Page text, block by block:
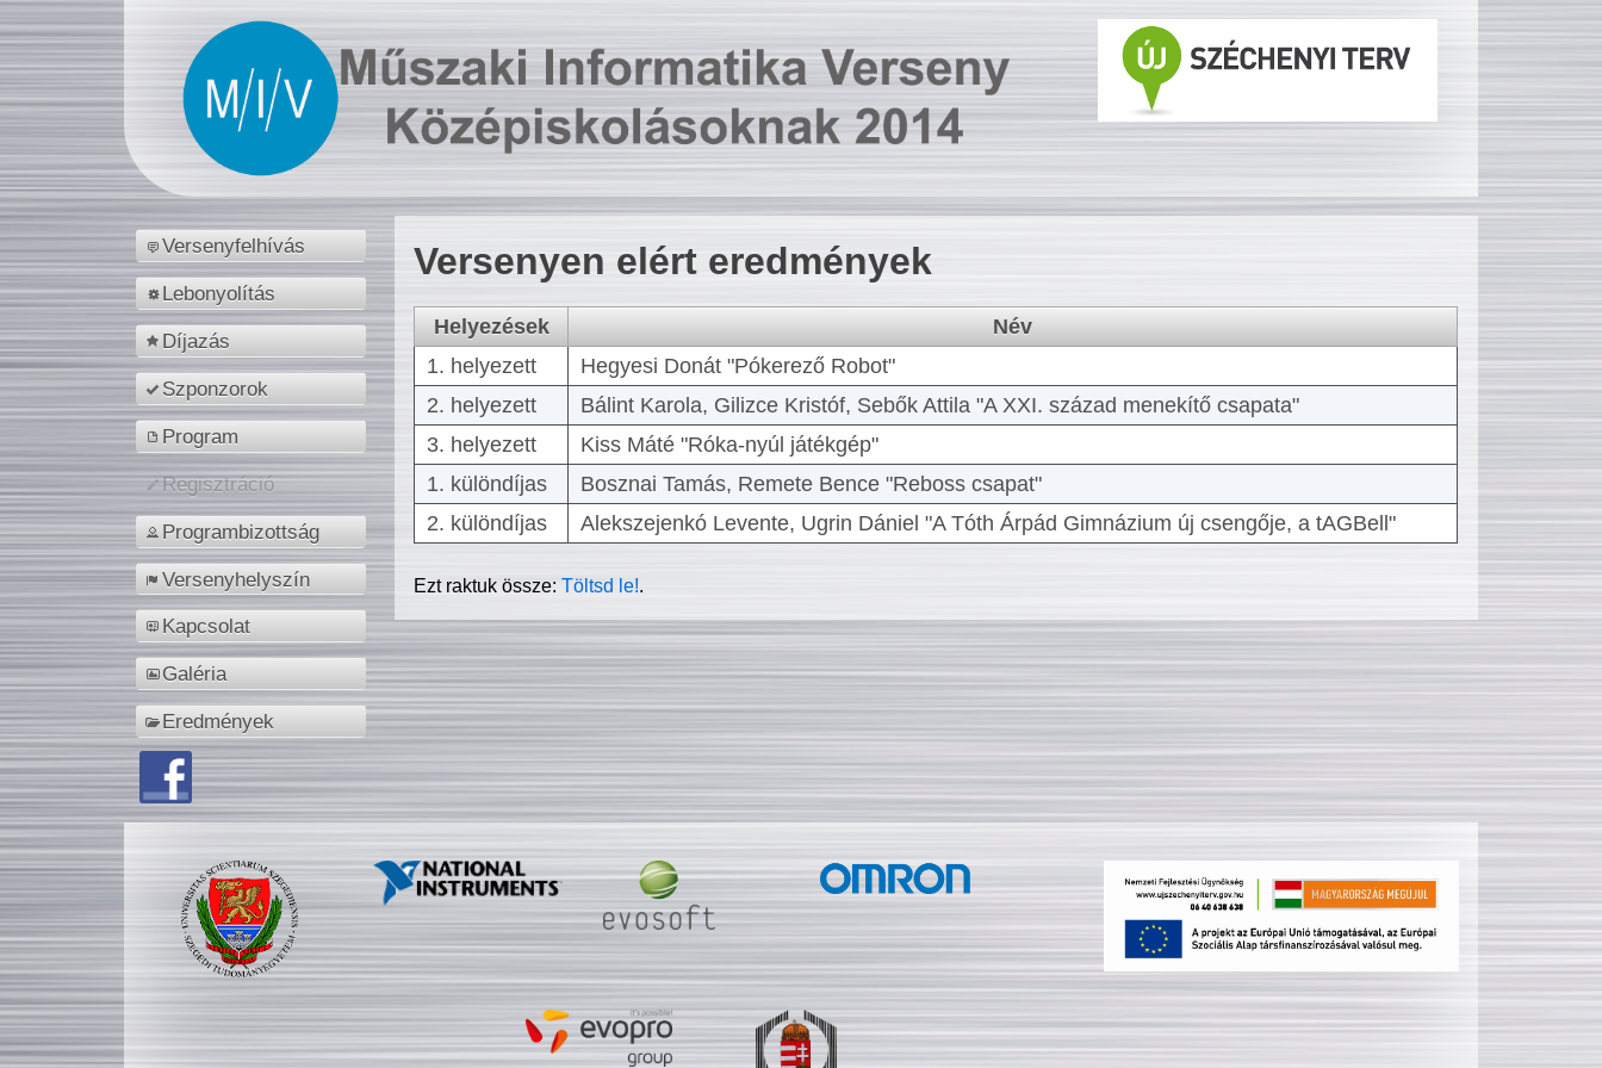
Versenyfelhívás
Lebonyolítás
Díjazás
Szponzorok
Program
Regisztráció
Programbizottság
Versenyhelyszín
Kapcsolat
Galéria
Eredmények
Versenyen elért eredmények
Helyezések
Név
1. helyezett
Hegyesi Donát "Pókerező Robot"
2. helyezett
Bálint Karola, Gilizce Kristóf, Sebők Attila "A XXI. század menekítő csapata"
3. helyezett
Kiss Máté "Róka-nyúl játékgép"
1. különdíjas
Bosznai Tamás, Remete Bence "Reboss csapat"
2. különdíjas
Alekszejenkó Levente, Ugrin Dániel "A Tóth Árpád Gimnázium új csengője, a tAGBell"
Ezt raktuk össze:Töltsd le!.